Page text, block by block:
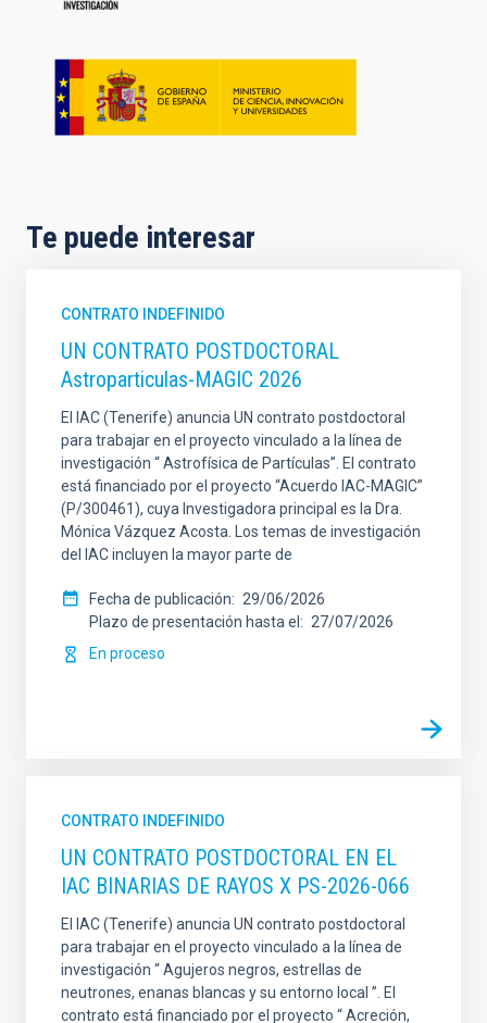
Te puede interesar
CONTRATO INDEFINIDO
UN CONTRATO POSTDOCTORAL
Astroparticulas-MAGIC 2026
El IAC (Tenerife) anuncia UN contrato postdoctoral
para trabajar en el proyecto vinculado a la línea de
investigación “ Astrofísica de Partículas”. El contrato
está financiado por el proyecto “Acuerdo IAC-MAGIC”
(P/300461), cuya Investigadora principal es la Dra.
Mónica Vázquez Acosta. Los temas de investigación
del IAC incluyen la mayor parte de
Fecha de publicación
29/06/2026
Plazo de presentación hasta el
27/07/2026
En proceso
CONTRATO INDEFINIDO
UN CONTRATO POSTDOCTORAL EN EL
IAC BINARIAS DE RAYOS X PS-2026-066
El IAC (Tenerife) anuncia UN contrato postdoctoral
para trabajar en el proyecto vinculado a la línea de
investigación “ Agujeros negros, estrellas de
neutrones, enanas blancas y su entorno local ”. El
contrato está financiado por el proyecto “ Acreción,